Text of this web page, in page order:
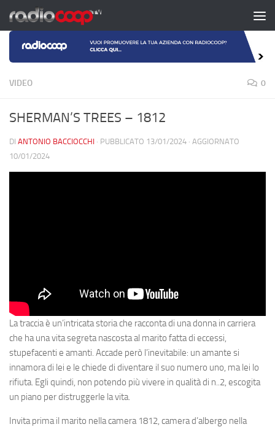
Salta al contenuto
VIDEO 0
SHERMAN’S TREES – 1812
DI ANTONIO BACCIOCCHI · PUBBLICATO 13/01/2024 · AGGIORNATO
10/01/2024
La traccia è un’intricata storia che racconta di una donna in carriera
che ha una vita segreta nascosta al marito fatta di eccessi,
stupefacenti e amanti. Accade però l’inevitabile: un amante si
innamora di lei e le chiede di diventare il suo numero uno, ma lei lo
rifiuta. Egli quindi, non potendo più vivere in qualità di n..2, escogita
un piano per distruggerle la vita.
Invita prima il marito nella camera 1812, camera d’albergo nella